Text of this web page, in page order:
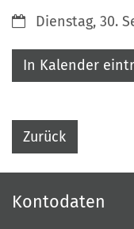
Datum:Dienstag, 30.
In Kalender
Zurück
Kontodaten